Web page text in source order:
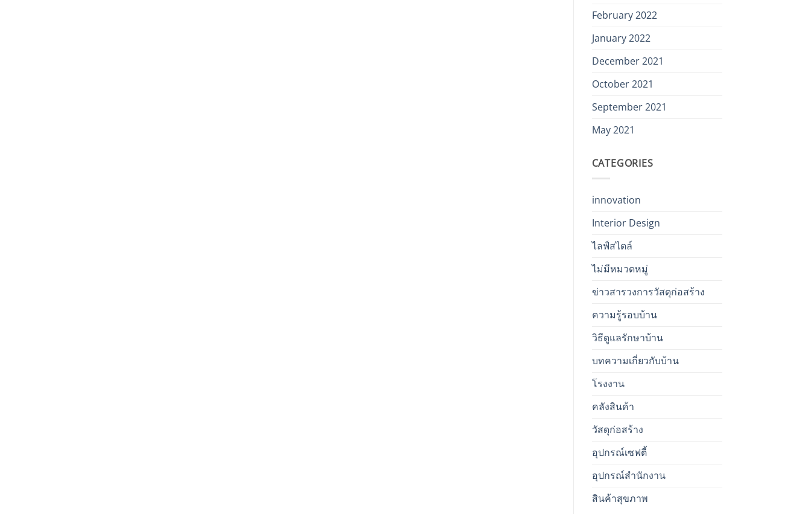
February 2022
January 2022
December 2021
October 2021
September 2021
May 2021
CATEGORIES
innovation
Interior Design
ไลฟ์สไตล์
ไม่มีหมวดหมู่
ข่าวสารวงการวัสดุก่อสร้าง
ความรู้รอบบ้าน
วิธีดูแลรักษาบ้าน
บทความเกี่ยวกับบ้าน
โรงงาน
คลังสินค้า
วัสดุก่อสร้าง
อุปกรณ์เซฟตี้
อุปกรณ์สำนักงาน
สินค้าสุขภาพ